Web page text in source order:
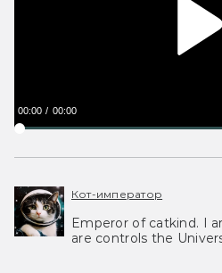
00:00 00:00
Кот-император
Emperor of catkind. I
are controls the